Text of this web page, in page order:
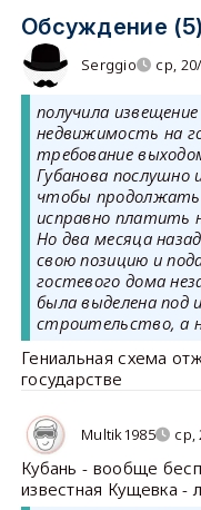
Обсуждение (5)
Serggio ср,
получила
недвижимость на
требование
Губанова послушно
чтобы продолжать
исправно платить
Но два месяца
свою позицию и
гостевого дома
была выделена под
строительство, а
Гениальная схема
государстве
Multik1985 ср,
Кубань - вообще
известная Кущевка -